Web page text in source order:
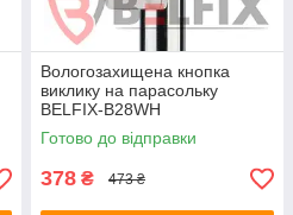
Вологозахищена кнопка
виклику на парасольку
BELFIX-B28WH
Готово до відправки
378 ₴ 473 ₴